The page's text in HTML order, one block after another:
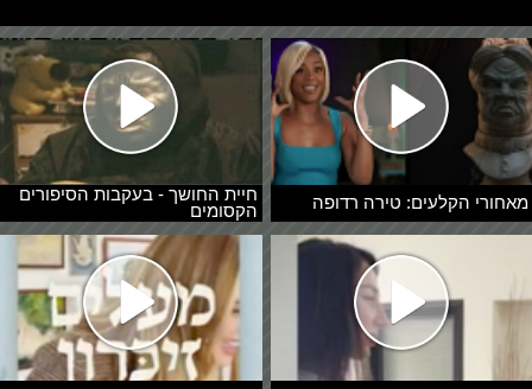
מאחורי הקלעים: טירה רדופה
חיית החושך - בעקבות הסיפורים
הקסומים